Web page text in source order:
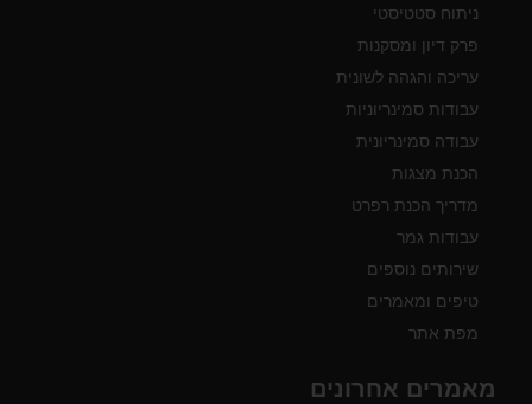
ניתוח סטטיסטי
פרק דיון ומסקנות
עריכה והגהה לשונית
עבודות סמינריוניות
עבודה סמינריונית
הכנת מצגות
מדריך הכנת רפרט
עבודות גמר
שירותים נוספים
טיפים ומאמרים
מפת אתר
מאמרים אחרונים